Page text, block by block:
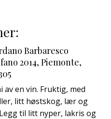
Barbaresco
2014, Piemonte,
av en vin. Fruktig, med
litt høstskog, lær og
til litt nyper, lakris og